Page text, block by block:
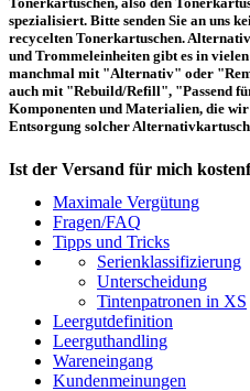
spezialisiert. Bitte senden Sie an uns
recycelten Tonerkartuschen.
und Trommeleinheiten gibt es in
manchmal mit "Alternativ" oder
auch mit "Rebuild/Refill", "Passend
Komponenten und Materialien, die
Entsorgung solcher
Ist der Versand für mich
Ein kostenfreier Versand aus
erst ab einem Ankaufswert von
möglich. Unter diesen Werten
pro Paket bzw. 119,00€ pro Palette
eingesandten Ankaufswert abgezogen.
erreichen, empfehlen wir Ihnen den
Versand können Sie den Versandablauf
Wie muss ich die Kartuschen
Maximale Vergütung
Fragen/FAQ
Tipps und Tricks
Serienklassifizierung
Unterscheidung
Tintenpatronen in XS
Leergutdefinition
Leerguthandling
Wareneingang
Kundenmeinungen